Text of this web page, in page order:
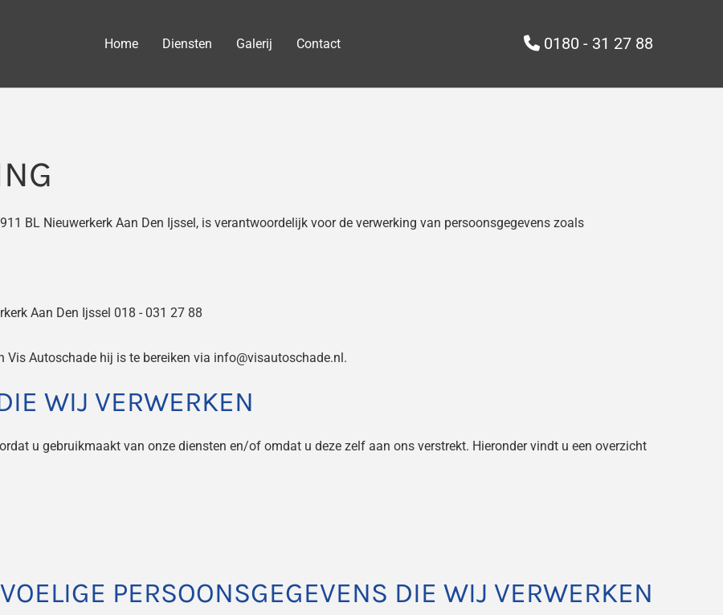
Home Diensten Galerij Contact 0180 - 31 27 88
BL Nieuwerkerk Aan Den Ijssel, is verantwoordelijk voor de verwerking van persoonsgegevens zoals
Aan Den Ijssel 018 - 031 27 88
Vis Autoschade hij is te bereiken via info@visautoschade.nl.
WIJ VERWERKEN
u gebruikmaakt van onze diensten en/of omdat u deze zelf aan ons verstrekt. Hieronder vindt u een overzicht
PERSOONSGEGEVENS DIE WIJ VERWERKEN